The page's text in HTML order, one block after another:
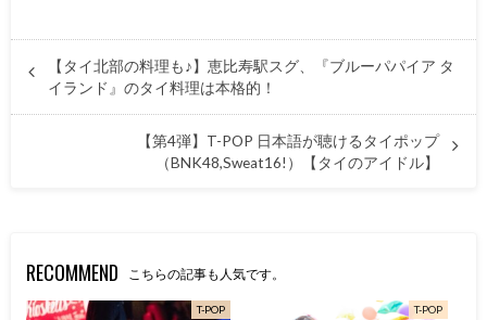
【タイ北部の料理も♪】恵比寿駅スグ、『ブルーパパイア タ
イランド』のタイ料理は本格的！
【第4弾】T-POP 日本語が聴けるタイポップ
（BNK48,Sweat16!）【タイのアイドル】
RECOMMEND こちらの記事も人気です。
T-POP T-POP